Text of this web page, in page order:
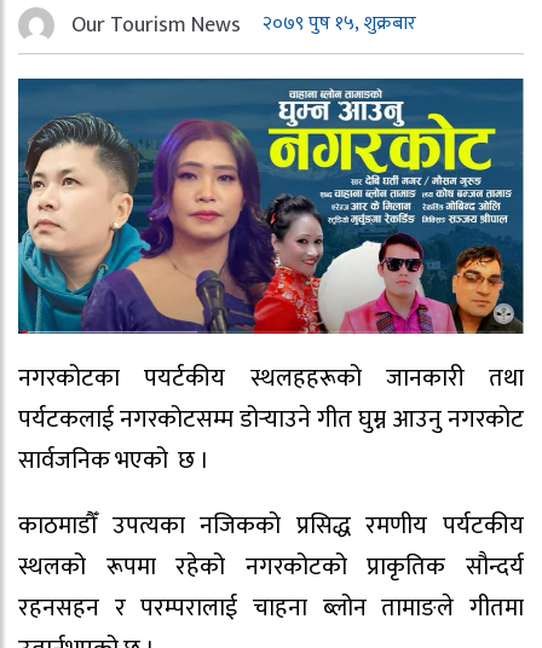
Our Tourism News २०७९ पुष १५, शुक्रबार
नगरकोटका पयर्टकीय स्थलहहरूको जानकारी तथा
पर्यटकलाई नगरकोटसम्म डोर्‍याउने गीत घुम्न आउनु नगरकोट
सार्वजनिक भएको छ ।
काठमाडौँ उपत्यका नजिकको प्रसिद्ध रमणीय पर्यटकीय
स्थलको रूपमा रहेको नगरकोटको प्राकृतिक सौन्दर्य
रहनसहन र परम्परालाई चाहना ब्लोन तामाङले गीतमा